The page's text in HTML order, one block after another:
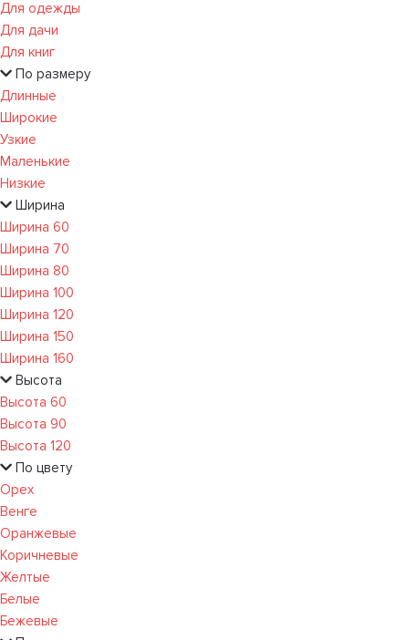
Для одежды
Для дачи
Для книг
По размеру
Длинные
Широкие
Узкие
Маленькие
Низкие
Ширина
Ширина 60
Ширина 70
Ширина 80
Ширина 100
Ширина 120
Ширина 150
Ширина 160
Высота
Высота 60
Высота 90
Высота 120
По цвету
Орех
Венге
Оранжевые
Коричневые
Желтые
Белые
Бежевые